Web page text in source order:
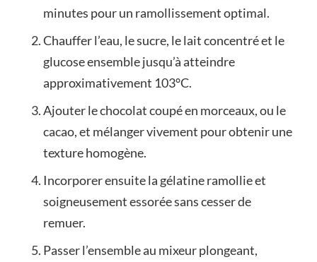
minutes pour un ramollissement optimal.
Chauffer l’eau, le sucre, le lait concentré et le
glucose ensemble jusqu’à atteindre
approximativement 103°C.
Ajouter le chocolat coupé en morceaux, ou le
cacao, et mélanger vivement pour obtenir une
texture homogène.
Incorporer ensuite la gélatine ramollie et
soigneusement essorée sans cesser de
remuer.
Passer l’ensemble au mixeur plongeant,